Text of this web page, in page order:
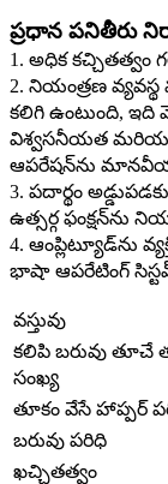
ప్రధాన పనితీరు
1. అధిక కచ్చితత్వం
2. నియంత్రణ
కలిగి ఉంటుంది, ఇది
విశ్వసనీయత మరియు
ఆపరేషన్‌ను
3. పదార్థం
ఉత్సర్గ ఫంక్షన్‌ను
4. ఆంప్లిట్యూడ్‌ను
భాషా ఆపరేటింగ్
వస్తువు
కలిపి బరువు తూచే
సంఖ్య
తూకం వేసే హాప్పర్
బరువు పరిధి
ఖచ్చితత్వం